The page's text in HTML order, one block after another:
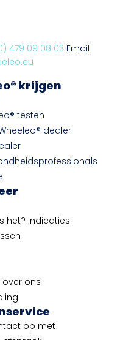
479 09 08 03 Email
krijgen
testen
dealer
het? Indicaties.
over ons
op met